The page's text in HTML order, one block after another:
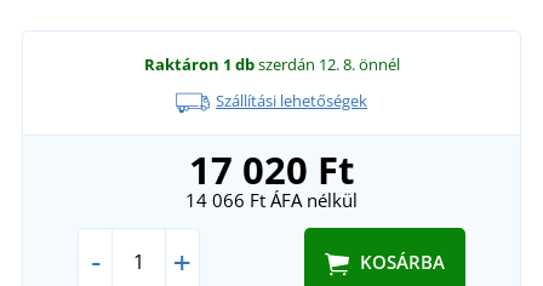
Raktáron 1 dbszerdán 12. 8.önnél
Szállítási lehetőségek
17 020 Ft
14 066 Ft ÁFA nélkül
- + KOSÁRBA